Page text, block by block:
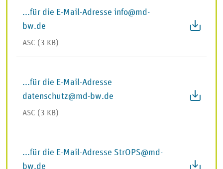
...für die E-Mail-Adresse info@md-
bw.de
ASC (3 KB)
...für die E-Mail-Adresse
datenschutz@md-bw.de
ASC (3 KB)
...für die E-Mail-Adresse StrOPS@md-
bw.de